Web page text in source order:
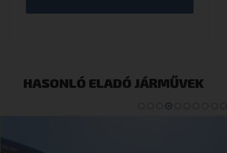
HASONLÓ ELADÓ JÁRMŰVEK